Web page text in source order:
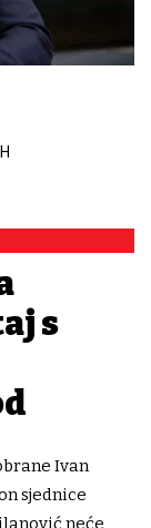
s
Ivan
sjednice
neće